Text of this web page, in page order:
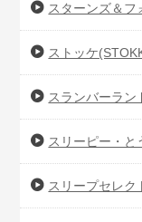
スターンズ＆フ
ストッケ
スランバーラ
スリーピー・と
スリープセレク